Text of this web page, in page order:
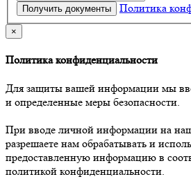
Политика
×
Политика конфиденциальности
Для защиты вашей информации мы
и определенные меры безопасности.
При вводе личной информации на
разрешаете нам обрабатывать и
предоставленную информацию в
политикой конфиденциальности.